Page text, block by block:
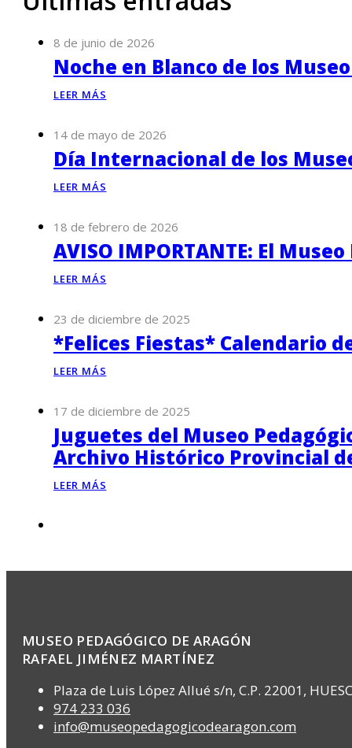
8 de junio de 2026
Noche en Blanco de los
LEER MÁS
14 de mayo de 2026
Día Internacional de los
LEER MÁS
18 de febrero de 2026
AVISO IMPORTANTE: El
LEER MÁS
23 de diciembre de 2025
*Felices Fiestas* Calendario
LEER MÁS
17 de diciembre de 2025
Juguetes del Museo
Archivo Histórico Provincial
LEER MÁS
MUSEO PEDAGÓGICO DE ARAGÓN
RAFAEL JIMÉNEZ MARTÍNEZ
Plaza de Luis López Allué s/n, C.P. 22001,
974 233 036
info@museopedagogicodearagon.com